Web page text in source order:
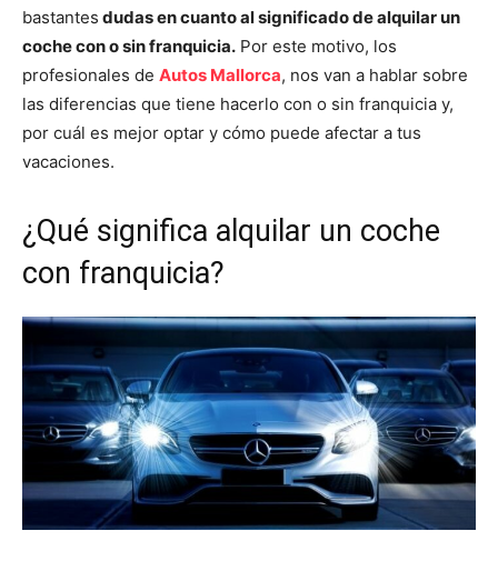
bastantes dudas en cuanto al significado de alquilar un
coche con o sin franquicia. Por este motivo, los
profesionales de Autos Mallorca, nos van a hablar sobre
las diferencias que tiene hacerlo con o sin franquicia y,
por cuál es mejor optar y cómo puede afectar a tus
vacaciones.
¿Qué significa alquilar un coche
con franquicia?